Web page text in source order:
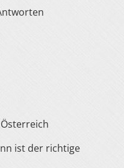
ist der richtige